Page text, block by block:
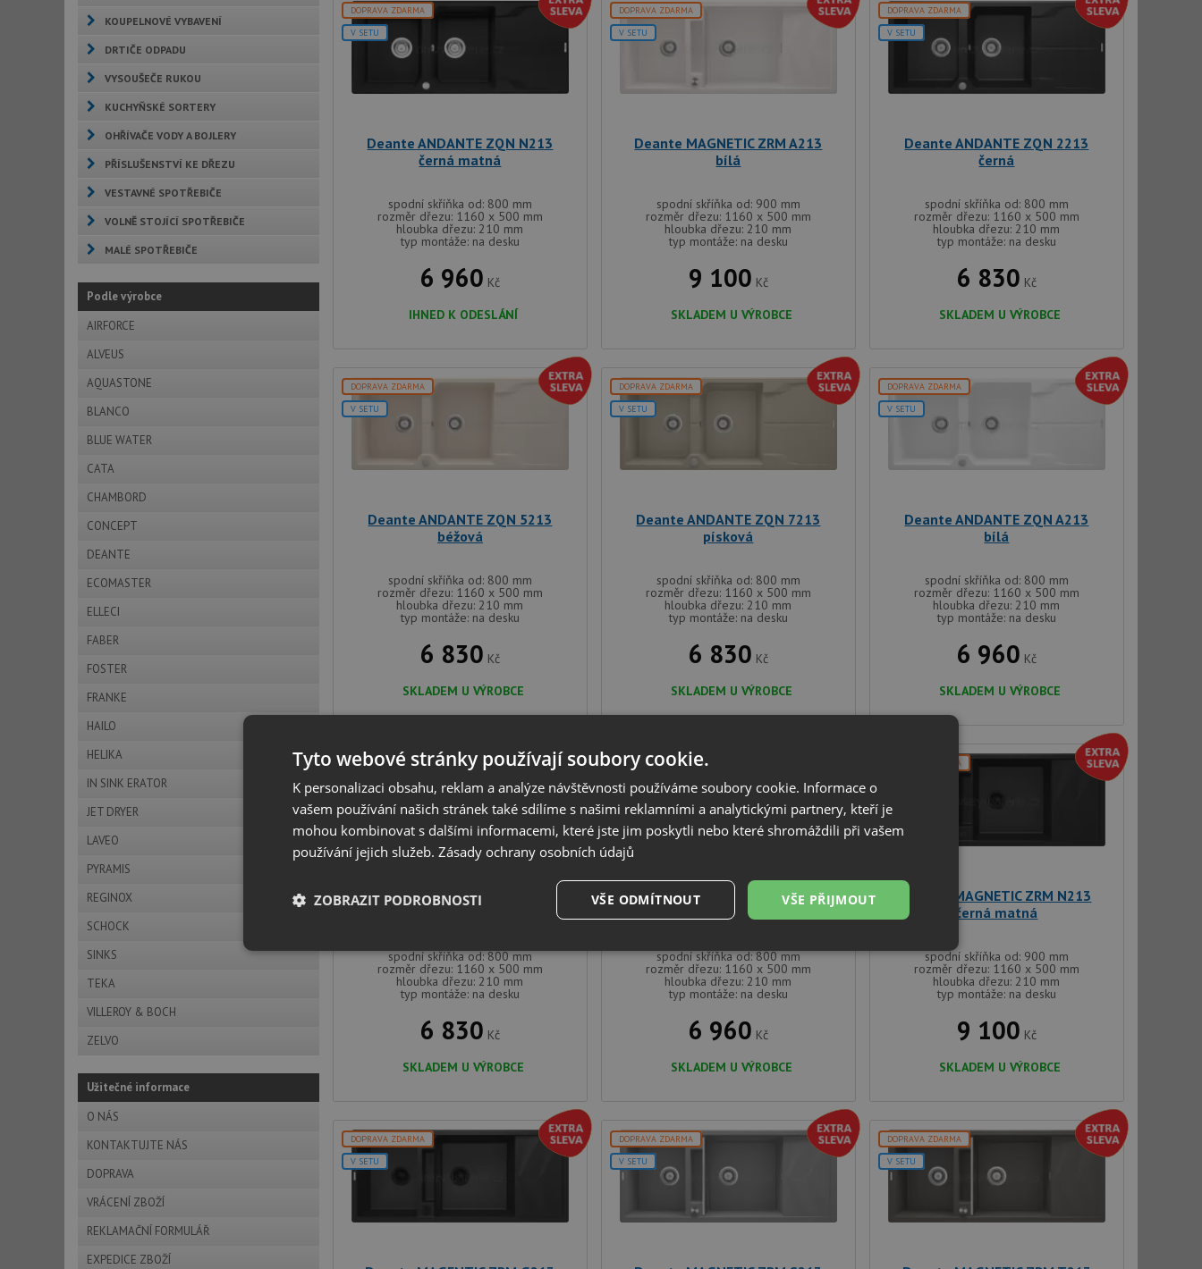
KOUPELNOVÉ VYBAVENÍ
DRTIČE ODPADU
VYSOUŠEČE RUKOU
KUCHYŇSKÉ SORTERY
OHŘÍVAČE VODY A BOJLERY
PŘÍSLUŠENSTVÍ KE DŘEZU
VESTAVNÉ SPOTŘEBIČE
VOLNĚ STOJÍCÍ SPOTŘEBIČE
MALÉ SPOTŘEBIČE
Podle výrobce
AIRFORCE
ALVEUS
AQUASTONE
BLANCO
BLUE WATER
CATA
CHAMBORD
CONCEPT
DEANTE
ECOMASTER
ELLECI
FABER
FOSTER
FRANKE
HAILO
HELIKA
IN SINK ERATOR
JET DRYER
LAVEO
PYRAMIS
REGINOX
SCHOCK
SINKS
TEKA
VILLEROY & BOCH
ZELVO
Užitečné informace
O NÁS
KONTAKTUJTE NÁS
DOPRAVA
VRÁCENÍ ZBOŽÍ
REKLAMAČNÍ FORMULÁŘ
EXPEDICE ZBOŽÍ
DOPRAVA ZDARMA
V SETU
Deante ANDANTE ZQN N213
černá matná
spodní skříňka od: 800 mm
rozměr dřezu: 1160 x 500 mm
hloubka dřezu: 210 mm
typ montáže: na desku
6 960 Kč
IHNED K ODESLÁNÍ
DOPRAVA ZDARMA
V SETU
Deante MAGNETIC ZRM A213
bílá
spodní skříňka od: 900 mm
rozměr dřezu: 1160 x 500 mm
hloubka dřezu: 210 mm
typ montáže: na desku
9 100 Kč
SKLADEM U VÝROBCE
DOPRAVA ZDARMA
V SETU
Deante ANDANTE ZQN 2213
černá
spodní skříňka od: 800 mm
rozměr dřezu: 1160 x 500 mm
hloubka dřezu: 210 mm
typ montáže: na desku
6 830 Kč
SKLADEM U VÝROBCE
DOPRAVA ZDARMA
V SETU
Deante ANDANTE ZQN 5213
béžová
spodní skříňka od: 800 mm
rozměr dřezu: 1160 x 500 mm
hloubka dřezu: 210 mm
typ montáže: na desku
6 830 Kč
SKLADEM U VÝROBCE
DOPRAVA ZDARMA
V SETU
Deante ANDANTE ZQN 7213
písková
spodní skříňka od: 800 mm
rozměr dřezu: 1160 x 500 mm
hloubka dřezu: 210 mm
typ montáže: na desku
6 830 Kč
SKLADEM U VÝROBCE
DOPRAVA ZDARMA
V SETU
Deante ANDANTE ZQN A213
bílá
spodní skříňka od: 800 mm
rozměr dřezu: 1160 x 500 mm
hloubka dřezu: 210 mm
typ montáže: na desku
6 960 Kč
SKLADEM U VÝROBCE
DOPRAVA ZDARMA
V SETU
Deante ANDANTE ZQN T213
spodní skříňka od: 800 mm
rozměr dřezu: 1160 x 500 mm
hloubka dřezu: 210 mm
typ montáže: na desku
6 830 Kč
SKLADEM U VÝROBCE
DOPRAVA ZDARMA
V SETU
Deante ANDANTE ZQN G213
černá metalická
spodní skříňka od: 800 mm
rozměr dřezu: 1160 x 500 mm
hloubka dřezu: 210 mm
typ montáže: na desku
6 960 Kč
SKLADEM U VÝROBCE
DOPRAVA ZDARMA
Deante MAGNETIC ZRM N213
černá matná
spodní skříňka od: 900 mm
rozměr dřezu: 1160 x 500 mm
hloubka dřezu: 210 mm
typ montáže: na desku
9 100 Kč
SKLADEM U VÝROBCE
DOPRAVA ZDARMA
V SETU
DOPRAVA ZDARMA
V SETU
DOPRAVA ZDARMA
V SETU
Tyto webové stránky používají soubory cookie.
K personalizaci obsahu, reklam a analýze návštěvnosti používáme soubory cookie. Informace o
vašem používání našich stránek také sdílíme s našimi reklamními a analytickými partnery, kteří je
mohou kombinovat s dalšími informacemi, které jste jim poskytli nebo které shromáždili při vašem
používání jejich služeb. Zásady ochrany osobních údajů
VŠE PŘIJMOUT
VŠE ODMÍTNOUT
ZOBRAZIT PODROBNOSTI
Nezbytně nutné
soubory
Výkonové
soubory
Soubory cílení Funkční soubory
Nezařazené
Nezbytně nutné soubory cookie umožňují základní funkce webových stránek, jako je přihlášení uživatele a správa účtu. Webové
stránky nelze bez nezbytně nutných souborů cookie správně používat.
Poskytovatel
Popis
dny
Tento cookie se používá k jedinečné identifikaci zařízení, která
mají přístup k webové stránce, aby sledovala používání a zlepšila